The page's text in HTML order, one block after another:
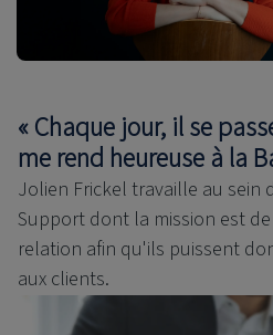
« Chaque jour, il se
me rend heureuse à la
Jolien Frickel travaille au sein
Support dont la mission est
relation afin qu'ils puissent
aux clients.